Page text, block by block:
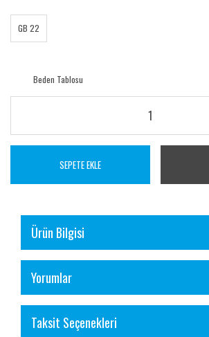
GB 22
Beden Tablosu
SEPETE EKLE
Ürün Bilgisi
Yorumlar
Taksit Seçenekleri